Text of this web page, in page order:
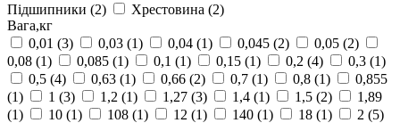
Підшипники (2) Хрестовина (2)
Вага,кг
0,01 (3) 0,03 (1) 0,04 (1) 0,045 (2) 0,05 (2)
0,08 (1) 0,085 (1) 0,1 (1) 0,15 (1) 0,2 (4) 0,3 (1)
0,5 (4) 0,63 (1) 0,66 (2) 0,7 (1) 0,8 (1)
0,855
(1)
1 (3) 1,2 (1) 1,27 (3) 1,4 (1) 1,5 (2)
1,89
(1)
10 (1) 108 (1) 12 (1) 140 (1) 18 (1) 2 (5)